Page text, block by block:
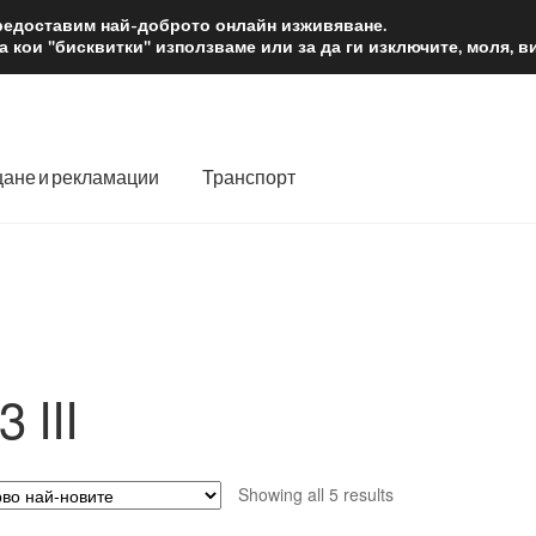
лв.
и рекламации Транспорт
III
Showing all 5 resultsSorted
най-доброто онлайн изживяване.
"бисквитки" използваме или за да ги изключите, моля,